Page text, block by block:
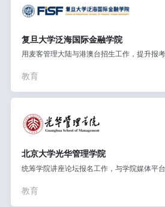
复旦大学泛海国际金融学院
用麦客管理大陆与港澳台招生工作，提升报
教育
北京大学光华管理学院
统筹学院讲座论坛报名工作，与学院媒体平
教育